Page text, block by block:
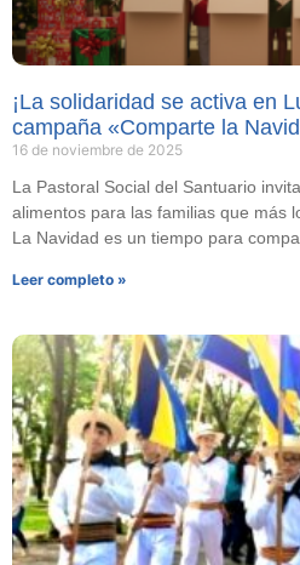
¡La solidaridad se activa en
campaña «Comparte la
16 de noviembre de 2025
La Pastoral Social del Santuario
alimentos para las familias que más
La Navidad es un tiempo para
Leer completo »